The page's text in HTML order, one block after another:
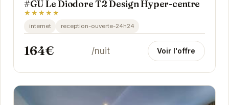
#GU Le Diodore T2 Design Hyper-centre
★★★★★
internet reception-ouverte-24h24
164€ /nuit Voir l'offre